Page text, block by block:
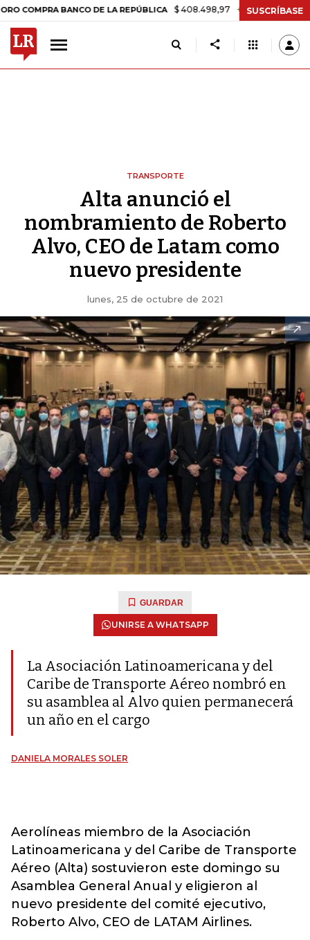
BANCO DE LA REPÚBLICA $ 408.498,97 +$ 8.753,81 +2,19%
SUSCRÍBASE
TRANSPORTE
Alta anunció el
nombramiento de Roberto
Alvo, CEO de Latam como
nuevo presidente
lunes, 25 de octubre de 2021
GUARDAR
UNIRSE A WHATSAPP
La Asociación Latinoamericana y del
Caribe de Transporte Aéreo nombró en
su asamblea al Alvo quien permanecerá
un año en el cargo
DANIELA MORALES SOLER
Aerolíneas miembro de la Asociación
Latinoamericana y del Caribe de Transporte
Aéreo (Alta) sostuvieron este domingo su
Asamblea General Anual y eligieron al
nuevo presidente del comité ejecutivo,
Roberto Alvo, CEO de LATAM Airlines.